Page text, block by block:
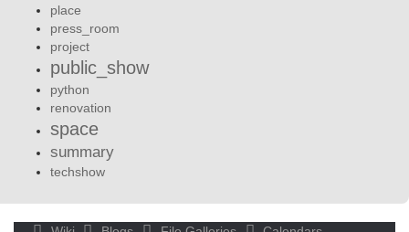
place
press_room
project
public_show
python
renovation
space
summary
techshow